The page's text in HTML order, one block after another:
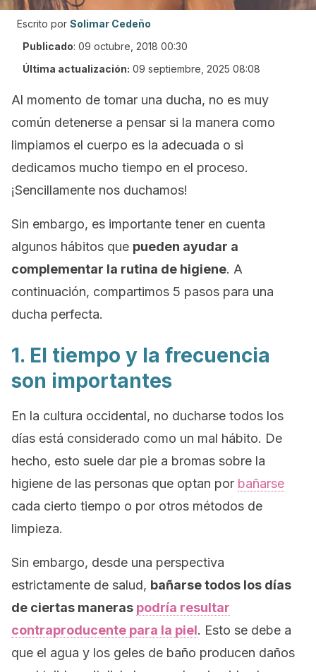
Escrito por Solimar Cedeño
Publicado: 09 octubre, 2018 00:30
Última actualización: 09 septiembre, 2025 08:08
Al momento de tomar una ducha, no es muy
común detenerse a pensar si la manera como
limpiamos el cuerpo es la adecuada o si
dedicamos mucho tiempo en el proceso.
¡Sencillamente nos duchamos!
Sin embargo, es importante tener en cuenta
algunos hábitos que pueden ayudar a
complementar la rutina de higiene. A
continuación, compartimos 5 pasos para una
ducha perfecta.
1. El tiempo y la frecuencia
son importantes
En la cultura occidental, no ducharse todos los
días está considerado como un mal hábito. De
hecho, esto suele dar pie a bromas sobre la
higiene de las personas que optan por bañarse
cada cierto tiempo o por otros métodos de
limpieza.
Sin embargo, desde una perspectiva
estrictamente de salud, bañarse todos los días
de ciertas maneras podría resultar
contraproducente para la piel. Esto se debe a
que el agua y los geles de baño producen daños